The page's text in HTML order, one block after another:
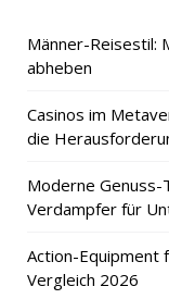
Männer-Reisestil:
abheben
Casinos im
die
Moderne Genuss-
Verdampfer für
Action-Equipment
Vergleich 2026